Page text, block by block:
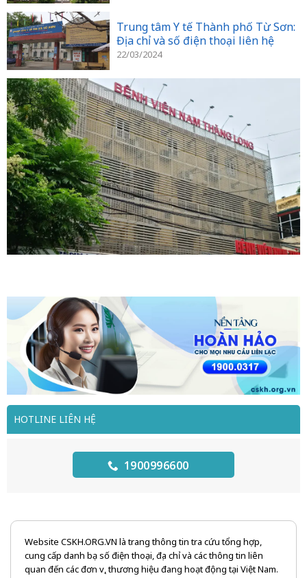
HOTLINE LIÊN HỆ
1900996600
Trung tâm Y tế Thành phố Từ Sơn:
Địa chỉ và số điện thoại liên hệ
22/03/2024
Website CSKH.ORG.VN là trang thông tin tra cứu tổng hợp,
cung cấp danh bạ số điện thoại, địa chỉ và các thông tin liên
quan đến các đơn vị, thương hiệu đang hoạt động tại Việt Nam.